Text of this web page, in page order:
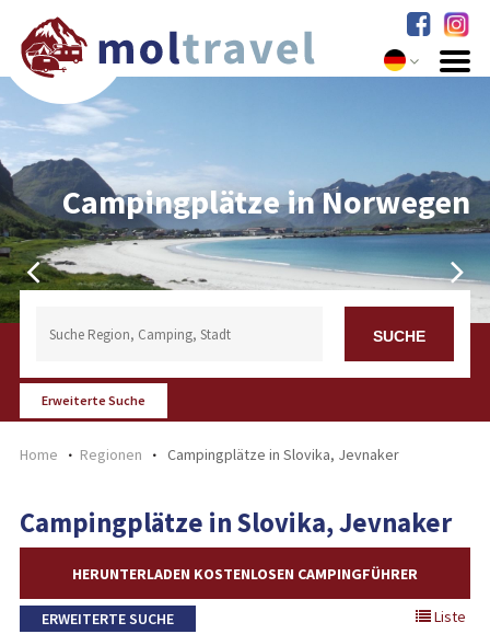
Campingplätze in Norwegen
Erweiterte Suche
Home Regionen Campingplätze in Slovika, Jevnaker
Campingplätze in Slovika, Jevnaker
HERUNTERLADEN KOSTENLOSEN CAMPINGFÜHRER
ERWEITERTE SUCHE
Liste